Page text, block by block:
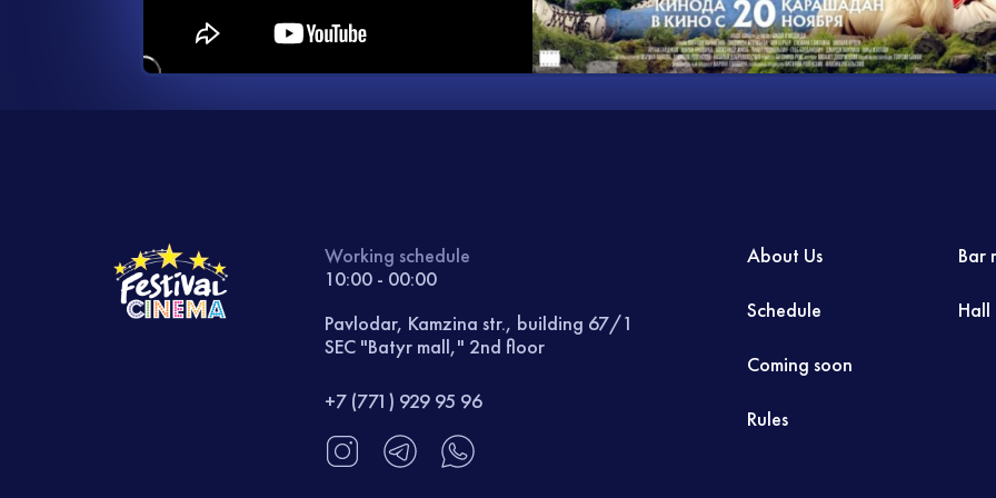
Working schedule
10:00 - 00:00
Pavlodar, Kamzina str., building 67/1
SEC "Batyr mall," 2nd floor
+7 (771) 929 95 96
About Us
Schedule
Coming soon
Rules
Bar